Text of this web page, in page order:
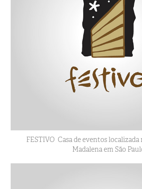
FESTIVO Casa de eventos
Madalena em São